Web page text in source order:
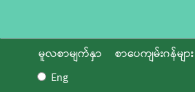
မူလစာမျက်နှာ စာပေကျမ်းဂန်များ
Eng